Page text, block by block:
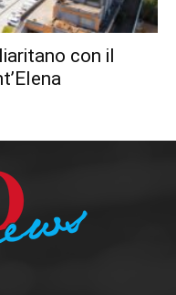
con il